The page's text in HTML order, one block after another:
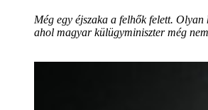
Még egy éjszaka a felhők felett. Olyan
ahol magyar külügyminiszter még